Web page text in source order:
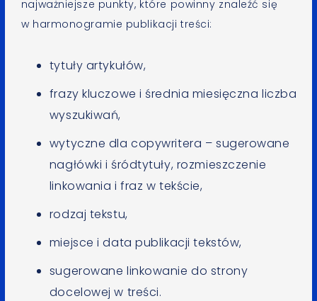
najważniejsze punkty, które powinny znaleźć się
w harmonogramie publikacji treści:
tytuły artykułów,
frazy kluczowe i średnia miesięczna liczba
wyszukiwań,
wytyczne dla copywritera – sugerowane
nagłówki i śródtytuły, rozmieszczenie
linkowania i fraz w tekście,
rodzaj tekstu,
miejsce i data publikacji tekstów,
sugerowane linkowanie do strony
docelowej w treści.